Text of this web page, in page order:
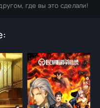
где вы это сделали!